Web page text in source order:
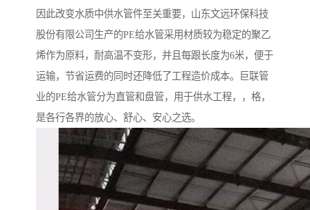
因此改变水质中供水管件至关重要，山东文远环保科技
股份有限公司生产的PE给水管采用材质较为稳定的聚乙
烯作为原料，耐高温不变形，并且每跟长度为6米，便于
运输，节省运费的同时还降低了工程造价成本。巨联管
业的PE给水管分为直管和盘管，用于供水工程，，格，
是各行各界的放心、舒心、安心之选。